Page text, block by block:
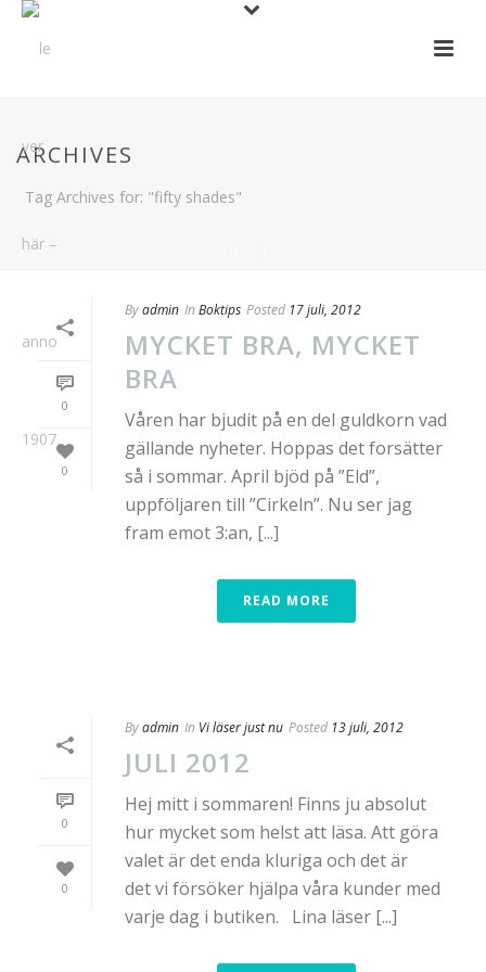
ARCHIVES
Tag Archives for: "fifty shades"
0
0
Byadmin In Boktips Posted 17 juli, 2012
MYCKET BRA, MYCKET
BRA
Våren har bjudit på en del guldkorn vad
gällande nyheter. Hoppas det forsätter
så i sommar. April bjöd på ”Eld”,
uppföljaren till ”Cirkeln”. Nu ser jag
fram emot 3:an, [...]
READ MORE
0
0
Byadmin In Vi läser just nu Posted 13 juli, 2012
JULI 2012
Hej mitt i sommaren! Finns ju absolut
hur mycket som helst att läsa. Att göra
valet är det enda kluriga och det är
det vi försöker hjälpa våra kunder med
varje dag i butiken. Lina läser [...]